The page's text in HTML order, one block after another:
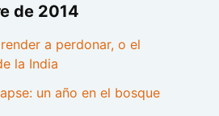
de 2014
a perdonar, o el
la India
un año en el bosque